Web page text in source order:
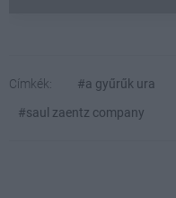
Címkék: #a gyűrűk ura
#saul zaentz company